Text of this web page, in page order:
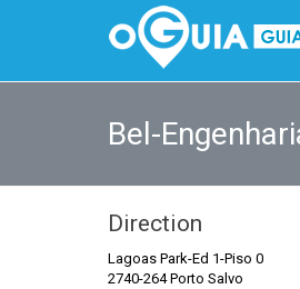
Bel-
Direction
Lagoas Park-Ed 1-Piso 0
2740-264 Porto Salvo